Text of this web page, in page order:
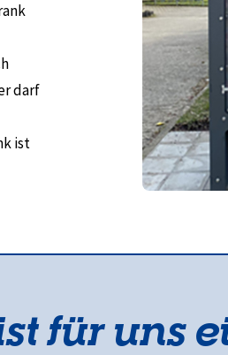
darf
ist
für uns